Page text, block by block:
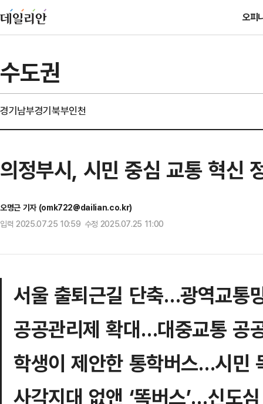
오피
수도권
경기남부경기북부인천
의정부시, 시민 중심 교통 혁신
오명근 기자 (omk722@dailian.co.kr)
입력 2025.07.25 10:59 수정 2025.07.25 11:00
서울 출퇴근길 단축…광역교통
공공관리제 확대…대중교통 공
학생이 제안한 통학버스…시민
사각지대 없앤 ‘똑버스’…신도